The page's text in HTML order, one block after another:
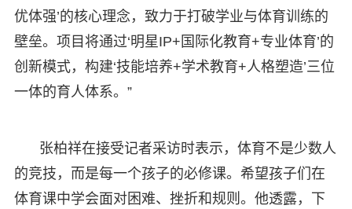
优体强’的核心理念，致力于打破学业与体育训练的
壁垒。项目将通过‘明星IP+国际化教育+专业体育’的
创新模式，构建‘技能培养+学术教育+人格塑造’三位
一体的育人体系。”
张柏祥在接受记者采访时表示，体育不是少数人
的竞技，而是每一个孩子的必修课。希望孩子们在
体育课中学会面对困难、挫折和规则。他透露，下